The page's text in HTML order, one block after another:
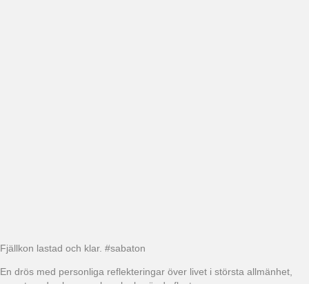
Fjällkon lastad och klar. #sabaton
En drös med personliga reflekteringar över livet i största allmänhet,